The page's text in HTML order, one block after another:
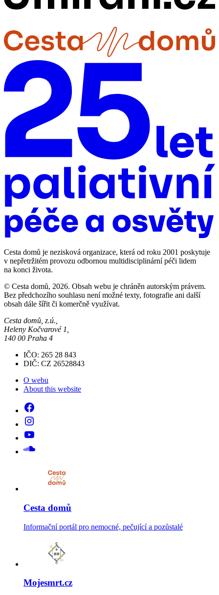
Cesta domů je nezisková organizace, která od roku 2001 poskytuje
v nepřetržitém provozu odbornou multidisciplinární péči lidem
na konci života.
© Cesta domů, 2026. Obsah webu je chráněn autorským právem.
Bez předchozího souhlasu není možné texty, fotografie ani další
obsah dále šířit či komerčně využívat.
Cesta domů, z.ú.,
Heleny Kočvarové 1,
140 00 Praha 4
IČO: 265 28 843
DIČ: CZ 26528843
O webu
About this website
Cesta domů
Informační portál pro nemocné, pečující a pozůstalé
Mojesmrt.cz